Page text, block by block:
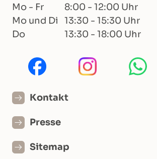
Mo - Fr
8:00 - 12:00 Uhr
Mo und Di
13:30 - 15:30 Uhr
Do
13:30 - 18:00 Uhr
Kontakt
Presse
Sitemap